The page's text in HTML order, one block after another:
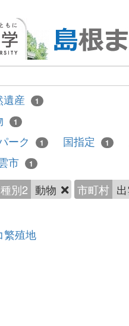
遺産 1
1
ーク 1 国指定 1
市 1
種別2 動物 市町村
繁殖地